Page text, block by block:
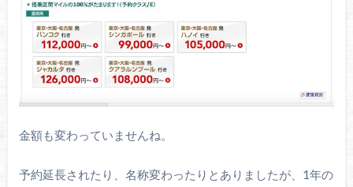
金額も変わっていませんね。
予約延長されたり、名称変わったりとありましたが、1年の